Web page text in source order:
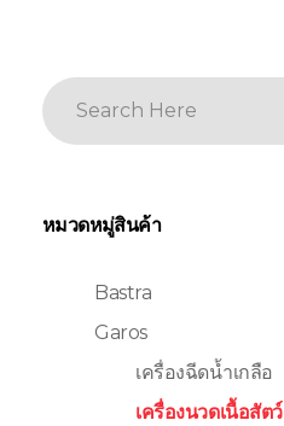
หมวดหมู่สินค้า
Bastra
Garos
เครื่องฉีดน้ำเกลือ
เครื่องนวดเนื้อสัตว์